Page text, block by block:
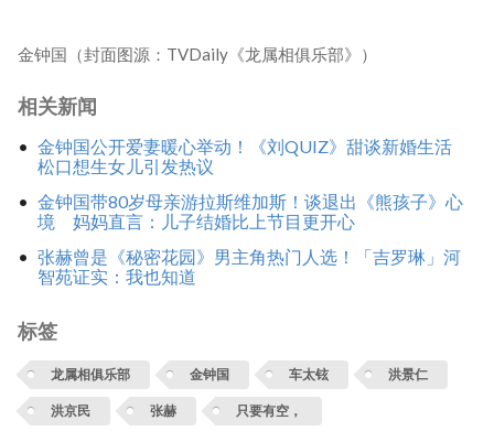
金钟国（封面图源：TVDaily《龙属相俱乐部》）
相关新闻
金钟国公开爱妻暖心举动！《刘QUIZ》甜谈新婚生活
松口想生女儿引发热议
金钟国带80岁母亲游拉斯维加斯！谈退出《熊孩子》心
境 妈妈直言：儿子结婚比上节目更开心
张赫曾是《秘密花园》男主角热门人选！「吉罗琳」河
智苑证实：我也知道
标签
龙属相俱乐部 金钟国 车太铉 洪景仁
洪京民 张赫 只要有空，